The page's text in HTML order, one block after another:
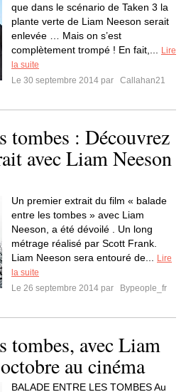
que dans le scénario de Taken 3 la
plante verte de Liam Neeson serait
enlevée … Mais on s’est
complètement trompé ! En fait,...
Lire
la suite
Le 30 septembre 2014 par
Callahan21
tombes : Découvrez
avec Liam Neeson
Un premier extrait du film « balade
entre les tombes » avec Liam
Neeson, a été dévoilé . Un long
métrage réalisé par Scott Frank.
Liam Neeson sera entouré de...
Lire
la suite
Le 26 septembre 2014 par
Bypeople_fr
tombes, avec Liam
au cinéma
BALADE ENTRE LES TOMBES Au